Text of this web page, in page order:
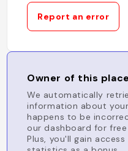
Report an error
Owner of this
We automatically
information about
happens to be
our dashboard for
Plus, you'll gain